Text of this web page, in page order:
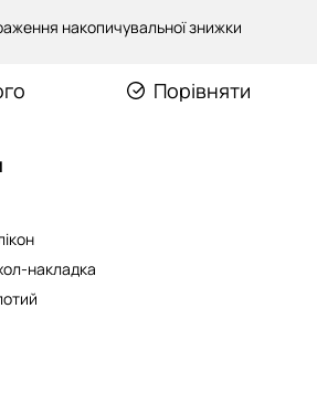
накопичувальної знижки
Порівняти
накладка